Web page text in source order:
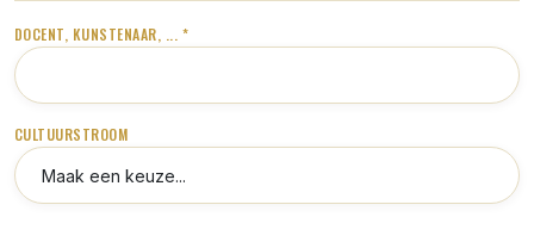
DOCENT, KUNSTENAAR, ... *
CULTUURSTROOM